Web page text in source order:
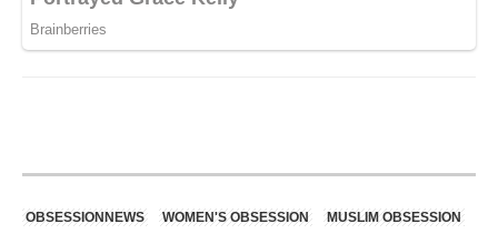
OBSESSIONNEWS WOMEN'S OBSESSION MUSLIM OBSESSION